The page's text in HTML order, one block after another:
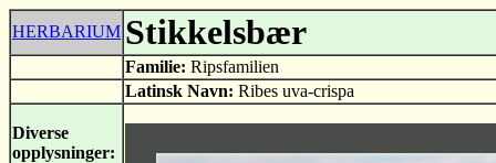
HERBARIUM Stikkelsbær
Familie: Ripsfamilien
Latinsk Navn: Ribes uva-crispa
Diverse
opplysninger: